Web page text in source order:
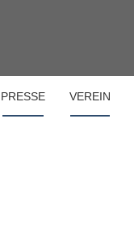
PRESSE VEREIN